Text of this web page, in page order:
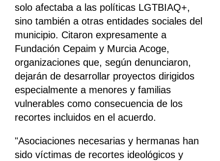
solo afectaba a las políticas LGTBIAQ+,
sino también a otras entidades sociales del
municipio. Citaron expresamente a
Fundación Cepaim y Murcia Acoge,
organizaciones que, según denunciaron,
dejarán de desarrollar proyectos dirigidos
especialmente a menores y familias
vulnerables como consecuencia de los
recortes incluidos en el acuerdo.
"Asociaciones necesarias y hermanas han
sido víctimas de recortes ideológicos y